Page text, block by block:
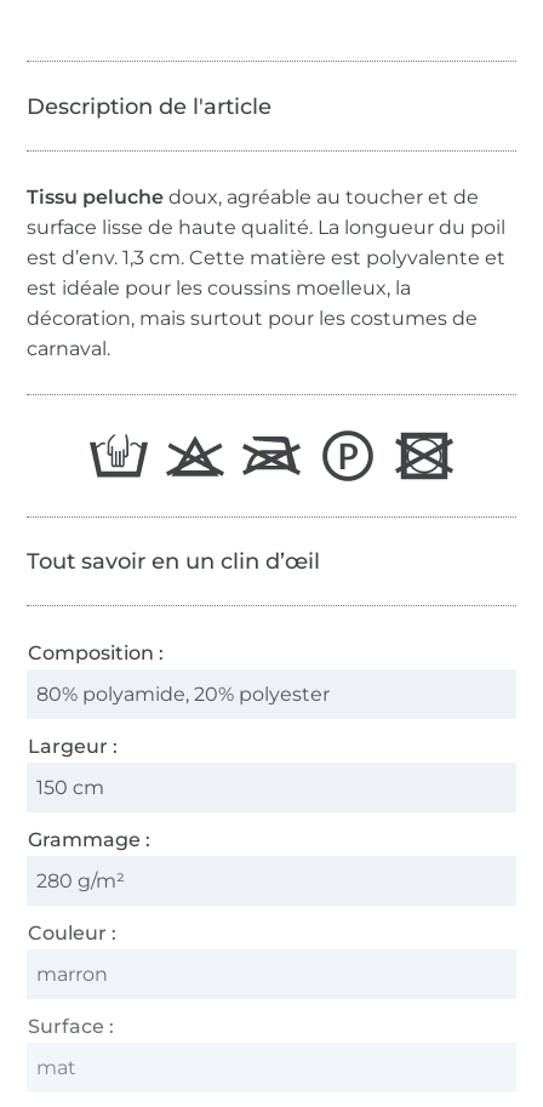
Tissu peluche doux, agréable au toucher et de
surface lisse de haute qualité. La longueur du poil
est d’env. 1,3 cm. Cette matière est polyvalente et
est idéale pour les coussins moelleux, la
décoration, mais surtout pour les costumes de
carnaval.
Tout savoir en un clin d’œil
Composition :
80% polyamide, 20% polyester
Largeur :
150 cm
Grammage :
280 g/m²
Couleur :
marron
Surface :
mat